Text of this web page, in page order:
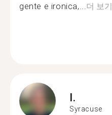
gente e ironica,...더 보기
I.
Syracuse